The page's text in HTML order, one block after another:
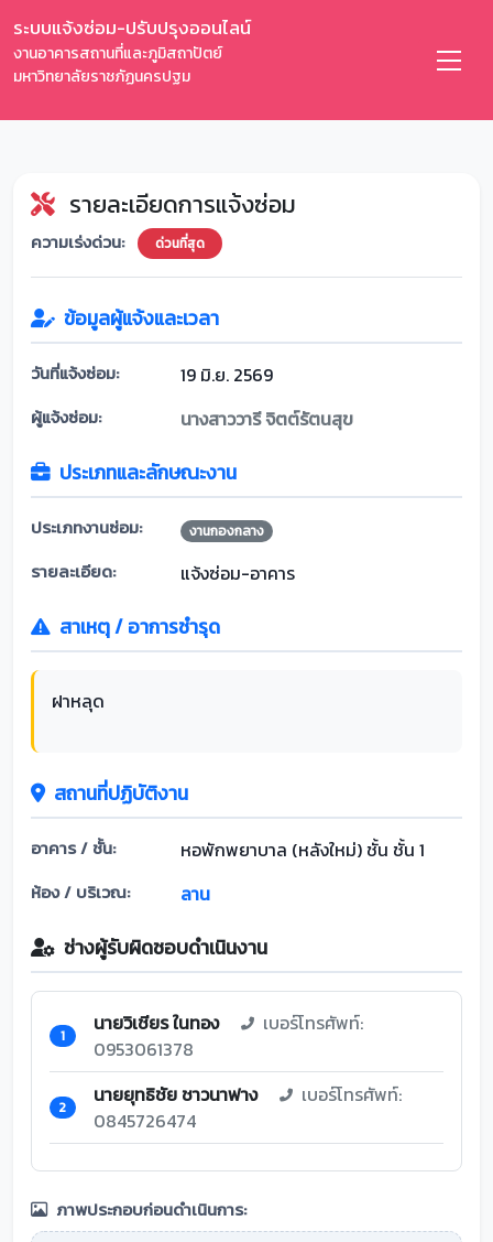
ระบบแจ้งซ่อม-ปรับปรุงออนไลน์
งานอาคารสถานที่และภูมิสถาปัตย์
มหาวิทยาลัยราชภัฏนครปฐม
รายละเอียดการแจ้งซ่อม
ความเร่งด่วน: ด่วนที่สุด
ข้อมูลผู้แจ้งและเวลา
วันที่แจ้งซ่อม: 19 มิ.ย. 2569
ผู้แจ้งซ่อม: นางสาววารี จิตต์รัตนสุข
ประเภทและลักษณะงาน
ประเภทงานซ่อม: งานกองกลาง
รายละเอียด: แจ้งซ่อม-อาคาร
สาเหตุ / อาการชำรุด
ฝาหลุด
สถานที่ปฏิบัติงาน
อาคาร / ชั้น: หอพักพยาบาล (หลังใหม่) ชั้น ชั้น 1
ห้อง / บริเวณ: ลาน
ช่างผู้รับผิดชอบดำเนินงาน
1 นายวิเชียร ในทอง
เบอร์โทรศัพท์:
0953061378
2 นายยุทธิชัย ชาวนาฟาง
เบอร์โทรศัพท์:
0845726474
ภาพประกอบก่อนดำเนินการ: